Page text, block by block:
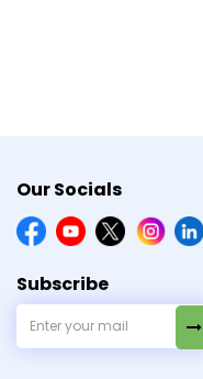
सामान्य सुरक्षा सलाह का पालन
×
Need
Share location to
Our Socials
Subscribe